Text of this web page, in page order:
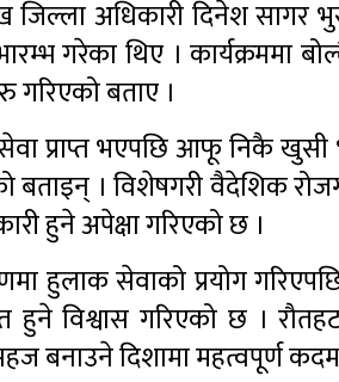
जिल्ला अधिकारी दिनेश सागर
गरेका थिए । कार्यक्रममा
गरिएको बताए ।
प्राप्त भएपछि आफू निकै खुसी
। विशेषगरी वैदेशिक
हुने अपेक्षा गरिएको छ ।
हुलाक सेवाको प्रयोग
विश्वास गरिएको छ ।
बनाउने दिशामा महत्वपूर्ण